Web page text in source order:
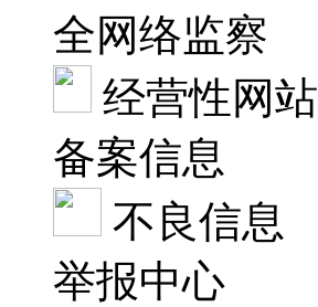
全网络监察
经营性网站
备案信息
不良信息
举报中心